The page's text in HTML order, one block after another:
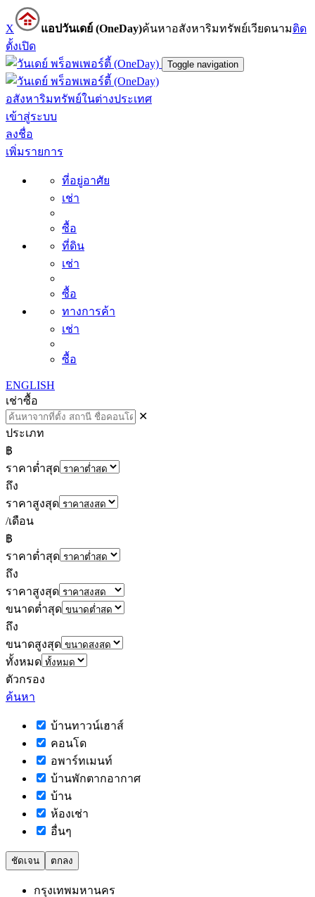
X แอปวันเดย์ (OneDay)ค้นหาอสังหาริมทรัพย์เวียดนามติด
ตั้งเปิด
Toggle navigation
อสังหาริมทรัพย์ในต่างประเทศ
เข้าสู่ระบบ
ลงชื่อ
เพิ่มรายการ
ที่อยู่อาศัย
เช่า
ซื้อ
ที่ดิน
เช่า
ซื้อ
ทางการค้า
เช่า
ซื้อ
ENGLISH
เช่าซื้อ
✕
ประเภท
฿
ราคาต่ำสุด
ถึง
ราคาสูงสุด
/เดือน
฿
ราคาต่ำสุด
ถึง
ราคาสูงสุด
ขนาดต่ำสุด
ถึง
ขนาดสูงสุด
ทั้งหมด
ตัวกรอง
ค้นหา
บ้านทาวน์เฮาส์
คอนโด
อพาร์ทเมนท์
บ้านพักตากอากาศ
บ้าน
ห้องเช่า
อื่นๆ
ชัดเจน ตกลง
กรุงเทพมหานคร